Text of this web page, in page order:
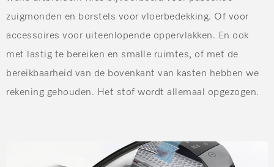
zuigmonden en borstels voor vloerbedekking. Of voor
accessoires voor uiteenlopende oppervlakken. En ook
met lastig te bereiken en smalle ruimtes, of met de
bereikbaarheid van de bovenkant van kasten hebben we
rekening gehouden. Het stof wordt allemaal opgezogen.